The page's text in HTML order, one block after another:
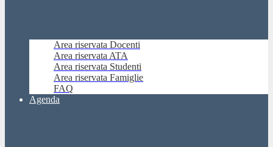
Area riservata Docenti
Area riservata ATA
Area riservata Studenti
Area riservata Famiglie
FAQ
Agenda